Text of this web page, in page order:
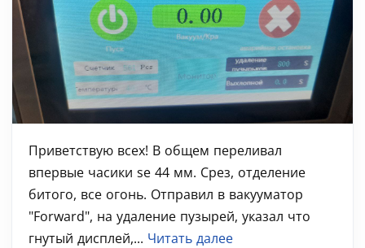
Приветствую всех! В общем переливал
впервые часики se 44 мм. Срез, отделение
битого, все огонь. Отправил в вакууматор
"Forward", на удаление пузырей, указал что
гнутый дисплей,... Читать далее